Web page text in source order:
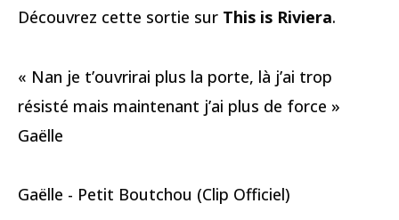
Découvrez cette sortie sur This is Riviera.
« Nan je t’ouvrirai plus la porte, là j’ai trop
résisté mais maintenant j’ai plus de force »
Gaëlle
Gaëlle - Petit Boutchou (Clip Officiel)